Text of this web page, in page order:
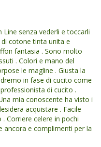
senza vederli e toccarli
cotone tinta unita e
fantasia . Sono molto
. Colori e mano del
le magline . Giusta la
in fase di cucito come
di cucito .
mia conoscente ha visto i
acquistare . Facile
Corriere celere in pochi
ancora e complimenti per la